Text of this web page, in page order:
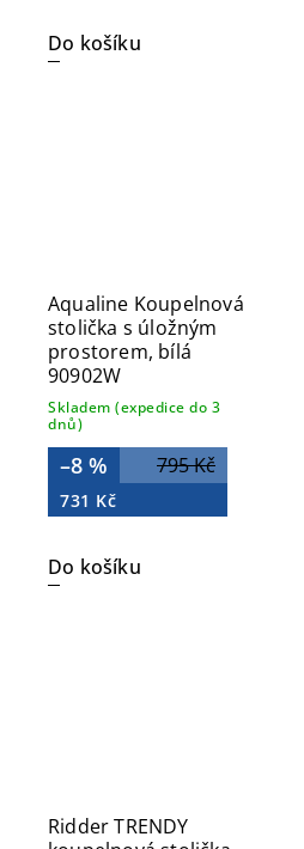
Do košíku
Aqualine Koupelnová
stolička s úložným
prostorem, bílá
90902W
Skladem (expedice do 3
dnů)
795 Kč
–8 %
731 Kč
Do košíku
Ridder TRENDY